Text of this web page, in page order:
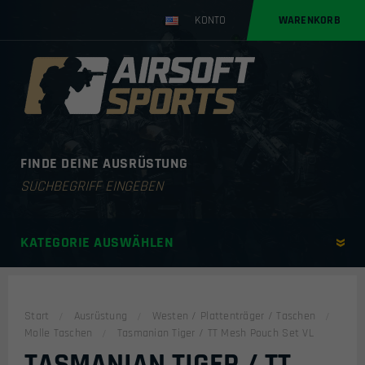
KONTO WARENKORB
FINDE DEINE AUSRÜSTUNG
Products
KATEGORIE AUSWÄHLEN
Start Ausrüstung
Westen / Plattenträger / Taschen
Molle Taschen
Tasmanian Tiger / TT Mesh Pouch Set VL